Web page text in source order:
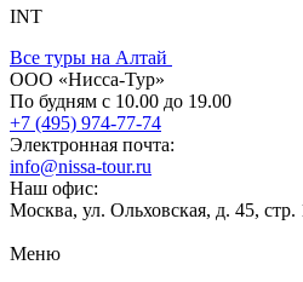
INT
Все туры на Алтай
ООО «Нисса-Тур»
По будням с 10.00 до 19.00
+7 (495) 974-77-74
Электронная почта:
info@nissa-tour.ru
Наш офис:
Москва, ул. Ольховская, д. 45, стр.
Меню